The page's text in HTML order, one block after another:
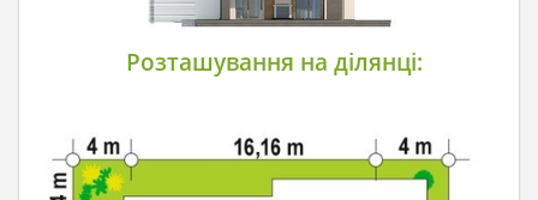
Розташування на ділянці: